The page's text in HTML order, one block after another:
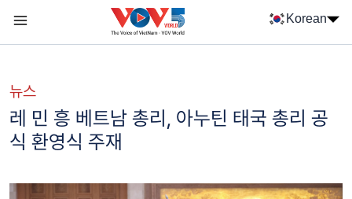
Korean
뉴스
레 민 흥 베트남 총리, 아누틴 태국 총리 공
식 환영식 주재